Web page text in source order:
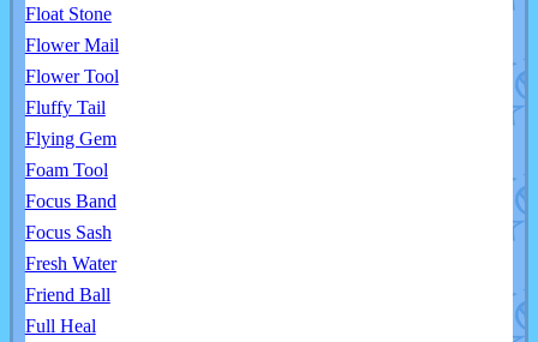
Float Stone
Flower Mail
Flower Tool
Fluffy Tail
Flying Gem
Foam Tool
Focus Band
Focus Sash
Fresh Water
Friend Ball
Full Heal